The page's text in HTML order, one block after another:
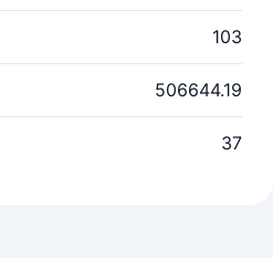
103
506644.19
37